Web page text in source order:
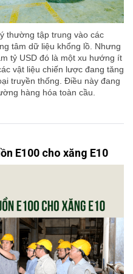
thường tập trung vào các
tâm dữ liệu khổng lồ. Nhưng
tỷ USD đó là một xu hướng ít
vật liệu chiến lược đang tăng
truyền thống. Điều này đang
hàng hóa toàn cầu.
E100 cho xăng E10